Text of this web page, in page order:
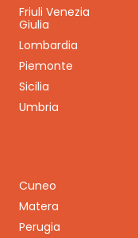
Friuli Venezia
Giulia
Lombardia
Piemonte
Sicilia
Umbria
Cuneo
Matera
Perugia